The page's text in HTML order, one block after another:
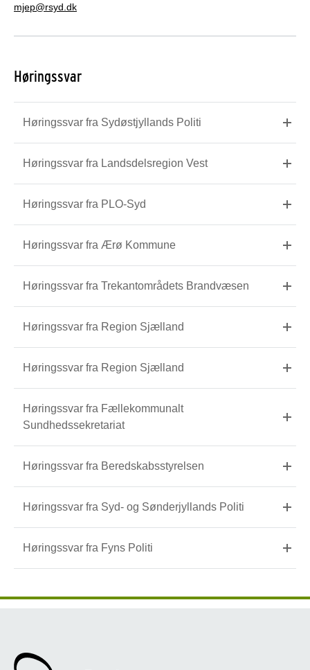
mjep@rsyd.dk
Høringssvar
Høringssvar fra Sydøstjyllands Politi
Høringssvar fra Landsdelsregion Vest
Høringssvar fra PLO-Syd
Høringssvar fra Ærø Kommune
Høringssvar fra Trekantområdets Brandvæsen
Høringssvar fra Region Sjælland
Høringssvar fra Region Sjælland
Høringssvar fra Fællekommunalt
Sundhedssekretariat
Høringssvar fra Beredskabsstyrelsen
Høringssvar fra Syd- og Sønderjyllands Politi
Høringssvar fra Fyns Politi